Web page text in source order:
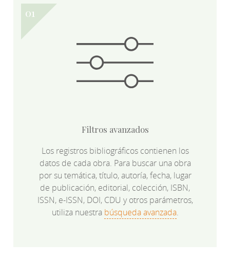
Filtros avanzados
Los registros bibliográficos contienen los
datos de cada obra. Para buscar una obra
por su temática, título, autoría, fecha, lugar
de publicación, editorial, colección, ISBN,
ISSN, e-ISSN, DOI, CDU y otros parámetros,
utiliza nuestra búsqueda avanzada.